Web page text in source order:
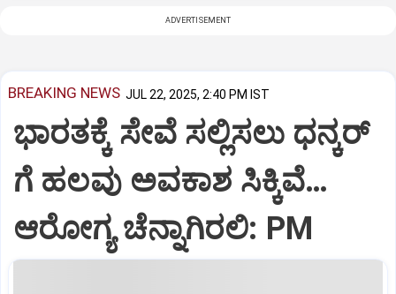
ADVERTISEMENT
BREAKING NEWS JUL 22, 2025, 2:40 PM IST
ಭಾರತಕ್ಕೆ ಸೇವೆ ಸಲ್ಲಿಸಲು ಧನ್ಕರ್‌
ಗೆ ಹಲವು ಅವಕಾಶ ಸಿಕ್ಕಿವೆ…
ಆರೋಗ್ಯ ಚೆನ್ನಾಗಿರಲಿ: PM